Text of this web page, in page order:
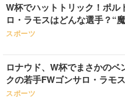
W杯でハットトリック！ポル
ロ・ラモスはどんな選手？“
スポーツ
ロナウド、W杯でまさかの
クの若手FWゴンサロ・ラモ
スポーツ